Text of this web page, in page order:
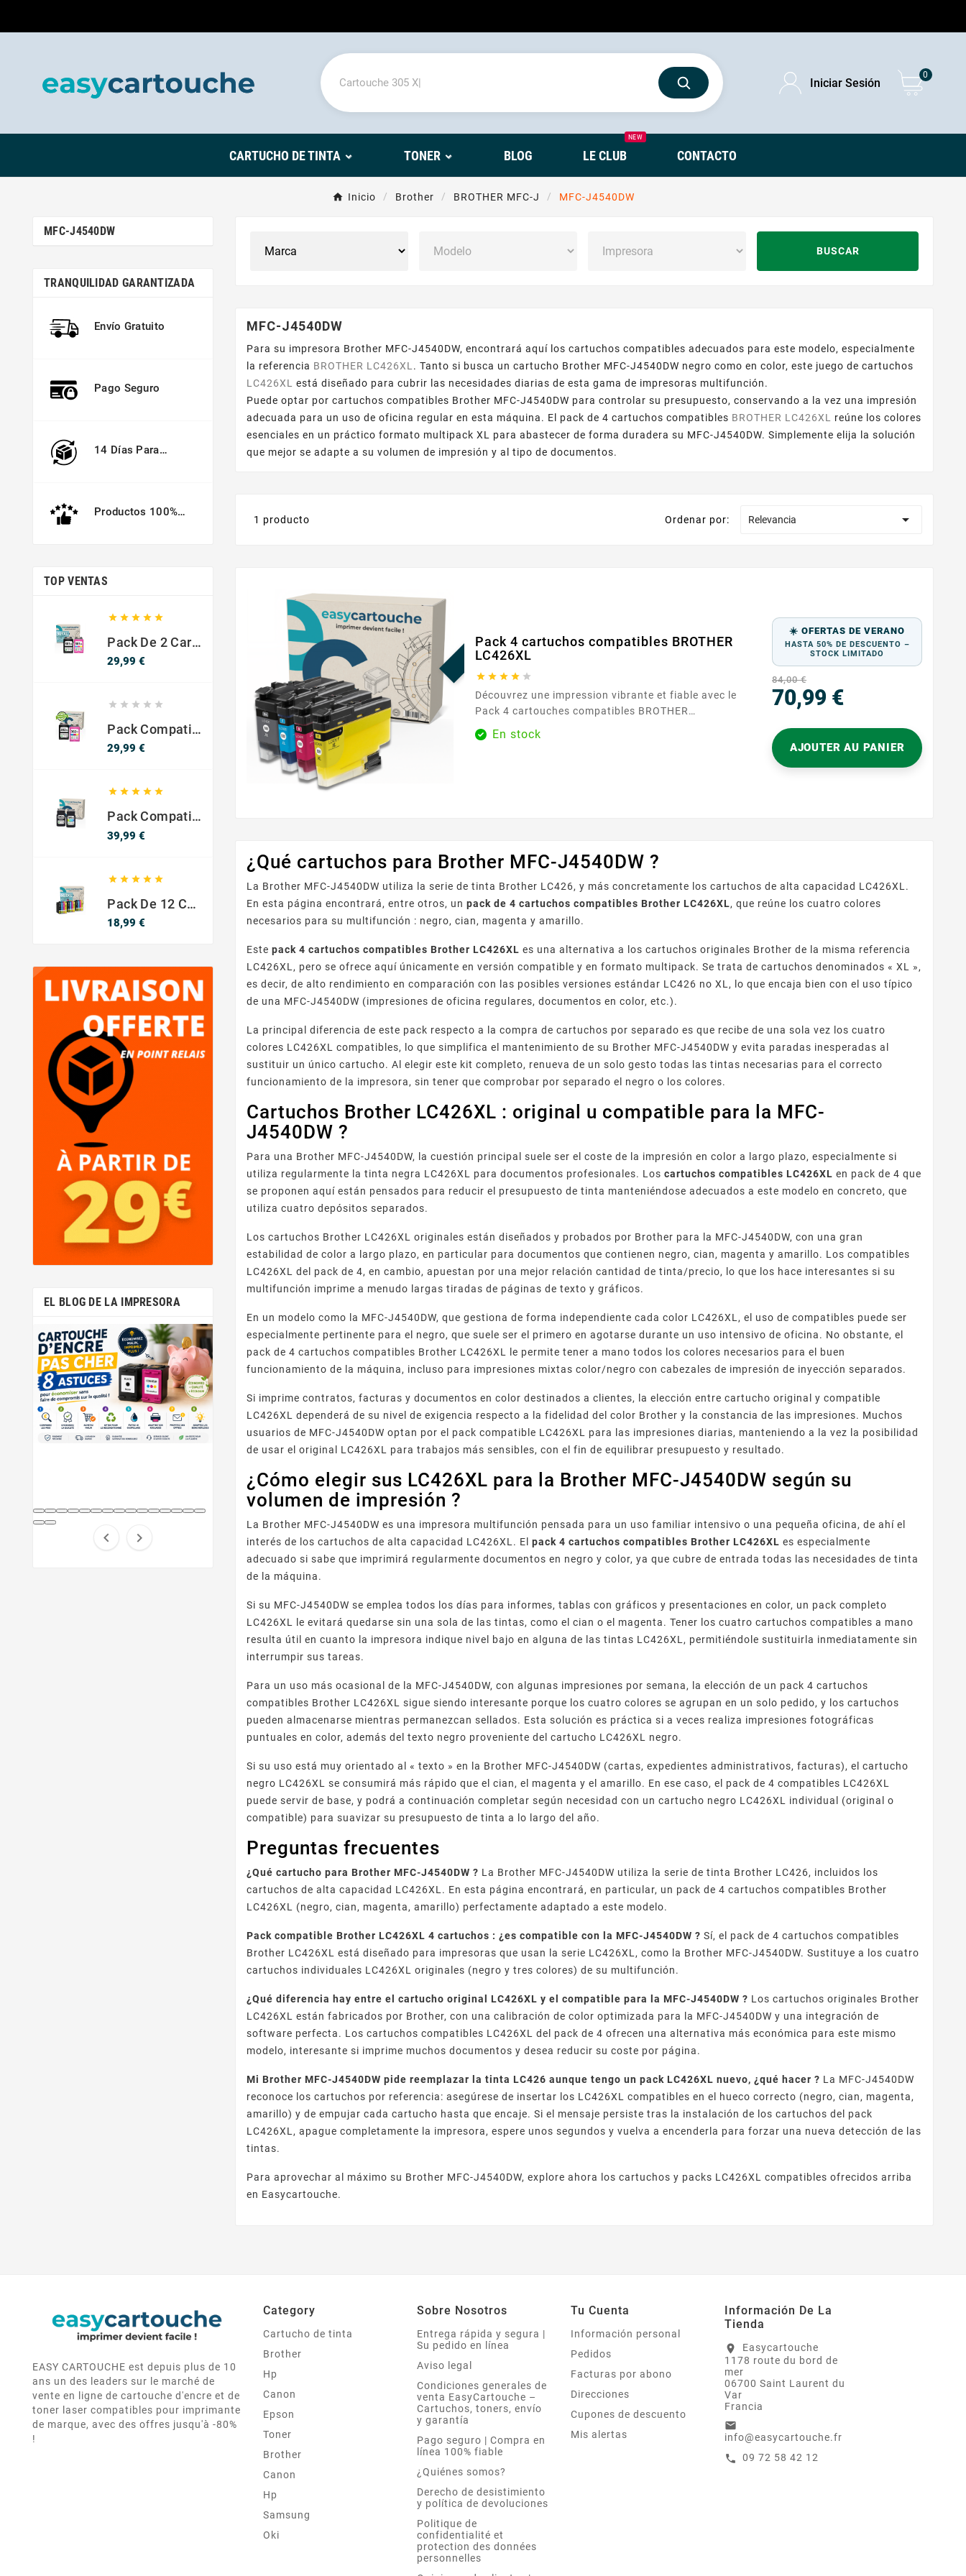
Iniciar Sesión
0
CARTUCHO DE TINTA TONER BLOG LE CLUB
NEW
CONTACTO
Inicio Brother BROTHER MFC-J MFC-J4540DW
MFC-J4540DW
TRANQUILIDAD GARANTIZADA
Envío Gratuito
Pago Seguro
14 Días Para
Productos 100%
TOP VENTAS
    
Pack De 2 Cartuchos Compatibles Con HP 301 XL Negro Y Color
29,99 €
    
Pack Compatible Con HP 302 XL Negro Y Color - SIN NIVEL DE TINTA
29,99 €
    
Pack Compatible Canon PG-540 XL / CL-541 XL ? Negro Y Color ? Alta Capacidad
39,99 €
    
Pack De 12 Cartuchos Compatibles EPSON 603XL
18,99 €
EL BLOG DE LA IMPRESORA
 
BUSCAR
MFC-J4540DW
Para su impresora Brother MFC-J4540DW, encontrará aquí los cartuchos compatibles adecuados para este modelo, especialmente
la referencia BROTHER LC426XL . Tanto si busca un cartucho Brother MFC-J4540DW negro como en color, este juego de cartuchos
LC426XL
está diseñado para cubrir las necesidades diarias de esta gama de impresoras multifunción.
Puede optar por cartuchos compatibles Brother MFC-J4540DW para controlar su presupuesto, conservando a la vez una impresión
adecuada para un uso de oficina regular en esta máquina. El pack de 4 cartuchos compatibles BROTHER LC426XL
reúne los colores
esenciales en un práctico formato multipack XL para abastecer de forma duradera su MFC-J4540DW. Simplemente elija la solución
que mejor se adapte a su volumen de impresión y al tipo de documentos.
1 producto Ordenar por: Relevancia 
¡EN OFERTA!
Pack 4 cartuchos compatibles BROTHER
LC426XL
    
Découvrez une impression vibrante et fiable avec le
Pack 4 cartouches compatibles BROTHER
LC426XL, exclusivement disponible chez
Easycartouche. Conçues pour répondre aux
En stock
☀️ OFERTAS DE VERANO
HASTA 50% DE DESCUENTO –
STOCK LIMITADO
84,00 €
70,99 €
AJOUTER AU PANIER
¿Qué cartuchos para Brother MFC-J4540DW ?
La Brother MFC-J4540DW utiliza la serie de tinta Brother LC426, y más concretamente los cartuchos de alta capacidad LC426XL.
En esta página encontrará, entre otros, unpack de 4 cartuchos compatibles Brother LC426XL, que reúne los cuatro colores
necesarios para su multifunción : negro, cian, magenta y amarillo.
Estepack 4 cartuchos compatibles Brother LC426XL es una alternativa a los cartuchos originales Brother de la misma referencia
LC426XL, pero se ofrece aquí únicamente en versión compatible y en formato multipack. Se trata de cartuchos denominados « XL »,
es decir, de alto rendimiento en comparación con las posibles versiones estándar LC426 no XL, lo que encaja bien con el uso típico
de una MFC-J4540DW (impresiones de oficina regulares, documentos en color, etc.).
La principal diferencia de este pack respecto a la compra de cartuchos por separado es que recibe de una sola vez los cuatro
colores LC426XL compatibles, lo que simplifica el mantenimiento de su Brother MFC-J4540DW y evita paradas inesperadas al
sustituir un único cartucho. Al elegir este kit completo, renueva de un solo gesto todas las tintas necesarias para el correcto
funcionamiento de la impresora, sin tener que comprobar por separado el negro o los colores.
Cartuchos Brother LC426XL : original u compatible para la MFC-
J4540DW ?
Para una Brother MFC-J4540DW, la cuestión principal suele ser el coste de la impresión en color a largo plazo, especialmente si
utiliza regularmente la tinta negra LC426XL para documentos profesionales. Loscartuchos compatibles LC426XL en pack de 4 que
se proponen aquí están pensados para reducir el presupuesto de tinta manteniéndose adecuados a este modelo en concreto, que
utiliza cuatro depósitos separados.
Los cartuchos Brother LC426XL originales están diseñados y probados por Brother para la MFC-J4540DW, con una gran
estabilidad de color a largo plazo, en particular para documentos que contienen negro, cian, magenta y amarillo. Los compatibles
LC426XL del pack de 4, en cambio, apuestan por una mejor relación cantidad de tinta/precio, lo que los hace interesantes si su
multifunción imprime a menudo largas tiradas de páginas de texto y gráficos.
En un modelo como la MFC-J4540DW, que gestiona de forma independiente cada color LC426XL, el uso de compatibles puede ser
especialmente pertinente para el negro, que suele ser el primero en agotarse durante un uso intensivo de oficina. No obstante, el
pack de 4 cartuchos compatibles Brother LC426XL le permite tener a mano todos los colores necesarios para el buen
funcionamiento de la máquina, incluso para impresiones mixtas color/negro con cabezales de impresión de inyección separados.
Si imprime contratos, facturas y documentos en color destinados a clientes, la elección entre cartucho original y compatible
LC426XL dependerá de su nivel de exigencia respecto a la fidelidad del color Brother y la constancia de las impresiones. Muchos
usuarios de MFC-J4540DW optan por el pack compatible LC426XL para las impresiones diarias, manteniendo a la vez la posibilidad
de usar el original LC426XL para trabajos más sensibles, con el fin de equilibrar presupuesto y resultado.
¿Cómo elegir sus LC426XL para la Brother MFC-J4540DW según su
volumen de impresión ?
La Brother MFC-J4540DW es una impresora multifunción pensada para un uso familiar intensivo o una pequeña oficina, de ahí el
interés de los cartuchos de alta capacidad LC426XL. Elpack 4 cartuchos compatibles Brother LC426XL es especialmente
adecuado si sabe que imprimirá regularmente documentos en negro y color, ya que cubre de entrada todas las necesidades de tinta
de la máquina.
Si su MFC-J4540DW se emplea todos los días para informes, tablas con gráficos y presentaciones en color, un pack completo
LC426XL le evitará quedarse sin una sola de las tintas, como el cian o el magenta. Tener los cuatro cartuchos compatibles a mano
resulta útil en cuanto la impresora indique nivel bajo en alguna de las tintas LC426XL, permitiéndole sustituirla inmediatamente sin
interrumpir sus tareas.
Para un uso más ocasional de la MFC-J4540DW, con algunas impresiones por semana, la elección de un pack 4 cartuchos
compatibles Brother LC426XL sigue siendo interesante porque los cuatro colores se agrupan en un solo pedido, y los cartuchos
pueden almacenarse mientras permanezcan sellados. Esta solución es práctica si a veces realiza impresiones fotográficas
puntuales en color, además del texto negro proveniente del cartucho LC426XL negro.
Si su uso está muy orientado al « texto » en la Brother MFC-J4540DW (cartas, expedientes administrativos, facturas), el cartucho
negro LC426XL se consumirá más rápido que el cian, el magenta y el amarillo. En ese caso, el pack de 4 compatibles LC426XL
puede servir de base, y podrá a continuación completar según necesidad con un cartucho negro LC426XL individual (original o
compatible) para suavizar su presupuesto de tinta a lo largo del año.
Preguntas frecuentes
¿Qué cartucho para Brother MFC-J4540DW ? La Brother MFC-J4540DW utiliza la serie de tinta Brother LC426, incluidos los
cartuchos de alta capacidad LC426XL. En esta página encontrará, en particular, un pack de 4 cartuchos compatibles Brother
LC426XL (negro, cian, magenta, amarillo) perfectamente adaptado a este modelo.
Pack compatible Brother LC426XL 4 cartuchos : ¿es compatible con la MFC-J4540DW ? Sí, el pack de 4 cartuchos compatibles
Brother LC426XL está diseñado para impresoras que usan la serie LC426XL, como la Brother MFC-J4540DW. Sustituye a los cuatro
cartuchos individuales LC426XL originales (negro y tres colores) de su multifunción.
¿Qué diferencia hay entre el cartucho original LC426XL y el compatible para la MFC-J4540DW ? Los cartuchos originales Brother
LC426XL están fabricados por Brother, con una calibración de color optimizada para la MFC-J4540DW y una integración de
software perfecta. Los cartuchos compatibles LC426XL del pack de 4 ofrecen una alternativa más económica para este mismo
modelo, interesante si imprime muchos documentos y desea reducir su coste por página.
Mi Brother MFC-J4540DW pide reemplazar la tinta LC426 aunque tengo un pack LC426XL nuevo, ¿qué hacer ? La MFC-J4540DW
reconoce los cartuchos por referencia: asegúrese de insertar los LC426XL compatibles en el hueco correcto (negro, cian, magenta,
amarillo) y de empujar cada cartucho hasta que encaje. Si el mensaje persiste tras la instalación de los cartuchos del pack
LC426XL, apague completamente la impresora, espere unos segundos y vuelva a encenderla para forzar una nueva detección de las
tintas.
Para aprovechar al máximo su Brother MFC-J4540DW, explore ahora los cartuchos y packs LC426XL compatibles ofrecidos arriba
en Easycartouche.
EASY CARTOUCHE est depuis plus de 10
ans un des leaders sur le marché de
vente en ligne de cartouche d'encre et de
toner laser compatibles pour imprimante
de marque, avec des offres jusqu'à -80%
!
Category
Cartucho de tinta
Brother
Hp
Canon
Epson
Toner
Brother
Canon
Hp
Samsung
Oki
Sobre Nosotros
Entrega rápida y segura |
Su pedido en línea
Aviso legal
Condiciones generales de
venta EasyCartouche –
Cartuchos, toners, envío
y garantía
Pago seguro | Compra en
línea 100% fiable
¿Quiénes somos?
Derecho de desistimiento
y política de devoluciones
Politique de
confidentialité et
protection des données
personnelles
Tu Cuenta
Información personal
Pedidos
Facturas por abono
Direcciones
Cupones de descuento
Mis alertas
Información De La
Tienda
location_on
Easycartouche
1178 route du bord de
mer
06700 Saint Laurent du
Var
Francia
email
info@easycartouche.fr
call 09 72 58 42 12